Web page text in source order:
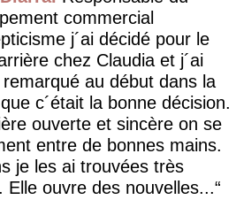
commercial
j´ai décidé pour le
chez Claudia et j´ai
au début dans la
c´était la bonne décision.
ouverte et sincère on se
entre de bonnes mains.
je les ai trouvées très
Elle ouvre des nouvelles...